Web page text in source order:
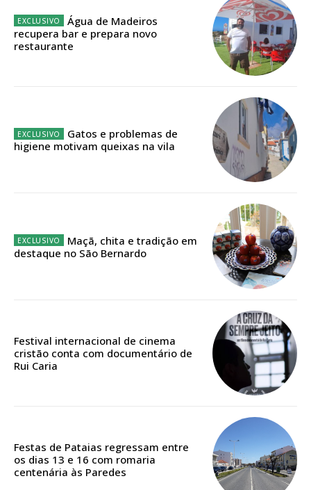
Edição em papel entregue à Quinta-feira em sua
casa
Escolha o plano
DIGITAL ANUAL
Acesso aos conteúdos Exclusivos para
Escolha o plano
Água de Madeiros
recupera bar e prepara novo
restaurante
Gatos e problemas de
higiene motivam queixas na vila
Maçã, chita e tradição em
destaque no São Bernardo
Festival internacional de cinema
cristão conta com documentário de
Rui Caria
Festas de Pataias regressam entre
os dias 13 e 16 com romaria
centenária às Paredes